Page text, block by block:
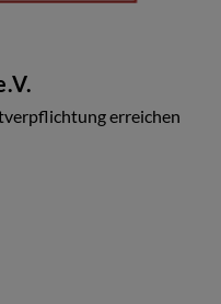
erreichen